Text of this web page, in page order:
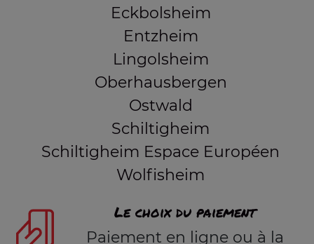
Eckbolsheim
Entzheim
Lingolsheim
Oberhausbergen
Ostwald
Schiltigheim
Schiltigheim Espace Européen
Wolfisheim
Le choix du paiement
Paiement en ligne ou à la